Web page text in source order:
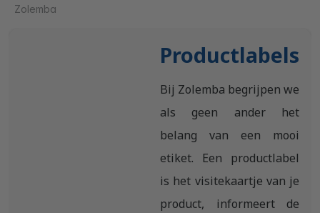
Zolemba
Productlabels
Bij Zolemba begrijpen we
als geen ander het
belang van een mooi
etiket. Een productlabel
is het visitekaartje van je
product, informeert de